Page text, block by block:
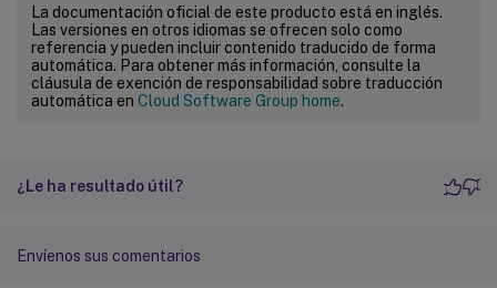
La documentación oficial de este producto está en inglés.
Las versiones en otros idiomas se ofrecen solo como
referencia y pueden incluir contenido traducido de forma
automática. Para obtener más información, consulte la
cláusula de exención de responsabilidad sobre traducción
automática en Cloud Software Group home.
¿Le ha resultado útil?
Envíenos sus comentarios